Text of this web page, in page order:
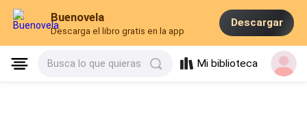
Buenovela
Descarga el libro gratis en la app
Descargar
Busca lo que quieras Mi biblioteca